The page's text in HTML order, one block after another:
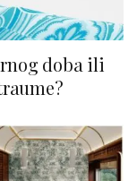
doba ili